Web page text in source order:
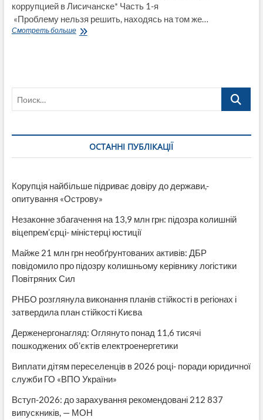
коррупцией в Лисичанске* Часть 1-я
«Проблему нельзя решить, находясь на том же…
Смотреть большеЕсть
видео)
Поиск…
ОСТАННІ ПУБЛІКАЦІЇ
Корупція найбільше підриває довіру до держави,-
опитування «Острову»
Незаконне збагачення на 13,9 млн грн: підозра колишній
віцепрем’єрці- міністерці юстиції
Майже 21 млн грн необґрунтованих активів: ДБР
повідомило про підозру колишньому керівнику логістики
Повітряних Сил
РНБО розглянула виконання планів стійкості в регіонах і
затвердила план стійкості Києва
Держенергонагляд: Оглянуто понад 11,6 тисячі
пошкоджених об’єктів електроенергетики
Виплати дітям переселенців в 2026 році- поради юридичної
служби ГО «ВПО України»
Вступ-2026: до зарахування рекомендовані 212 837
випускників, — МОН